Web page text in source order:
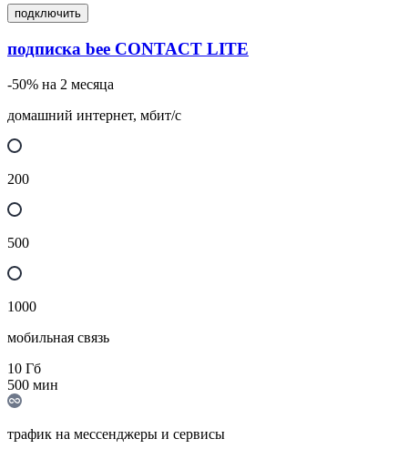
подключить
подписка bee CONTACT LITE
-50% на 2 месяца
домашний интернет, мбит/с
200
500
1000
мобильная связь
10 Гб
500 мин
трафик на мессенджеры и сервисы